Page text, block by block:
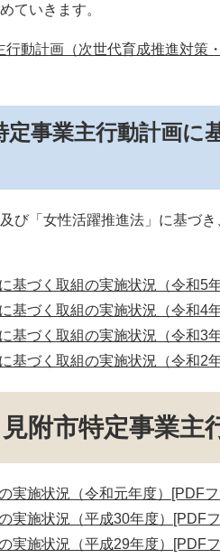
ていきます。
動計画（次世代育成推進対策
定事業主行動計画に
び「女性活躍推進法」に基づ
基づく取組の実施状況（令和5
基づく取組の実施状況（令和4
基づく取組の実施状況（令和3
基づく取組の実施状況（令和2
見附市特定事業
実施状況（令和元年度）[PDF
実施状況（平成30年度）[PDF
実施状況（平成29年度）[PDF